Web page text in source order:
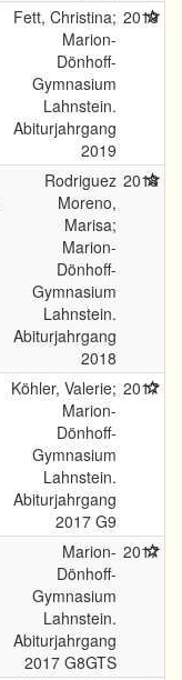
Fett, Christina;
Marion-
Dönhoff-
Gymnasium
Lahnstein.
Abiturjahrgang
2019
2019
Rodriguez
Moreno,
Marisa;
Marion-
Dönhoff-
Gymnasium
Lahnstein.
Abiturjahrgang
2018
2018
Köhler, Valerie;
Marion-
Dönhoff-
Gymnasium
Lahnstein.
Abiturjahrgang
2017 G9
2017
Marion-
Dönhoff-
Gymnasium
Lahnstein.
Abiturjahrgang
2017 G8GTS
2017